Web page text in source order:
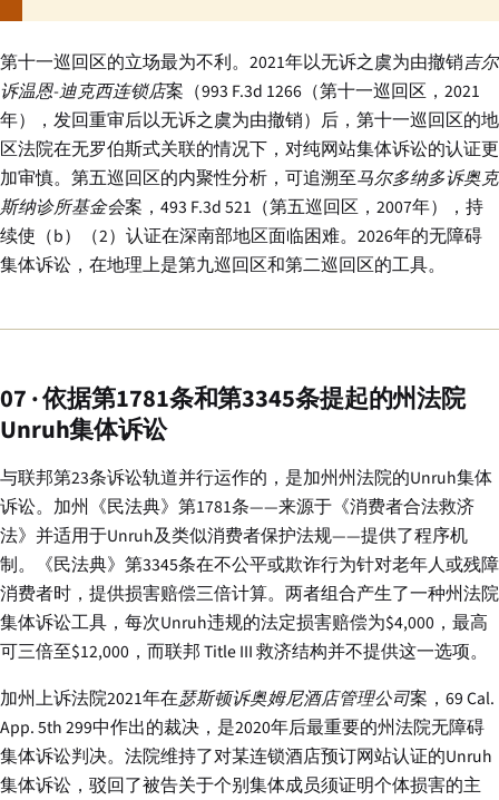
第十一巡回区的立场最为不利。2021年以无诉之虞为由撤销吉尔
诉温恩-迪克西连锁店案（993 F.3d 1266（第十一巡回区，2021
年），发回重审后以无诉之虞为由撤销）后，第十一巡回区的地
区法院在无罗伯斯式关联的情况下，对纯网站集体诉讼的认证更
加审慎。第五巡回区的内聚性分析，可追溯至马尔多纳多诉奥克
斯纳诊所基金会案，493 F.3d 521（第五巡回区，2007年），持
续使（b）（2）认证在深南部地区面临困难。2026年的无障碍
集体诉讼，在地理上是第九巡回区和第二巡回区的工具。
07 · 依据第1781条和第3345条提起的州法院
Unruh集体诉讼
与联邦第23条诉讼轨道并行运作的，是加州州法院的Unruh集体
诉讼。加州《民法典》第1781条——来源于《消费者合法救济
法》并适用于Unruh及类似消费者保护法规——提供了程序机
制。《民法典》第3345条在不公平或欺诈行为针对老年人或残障
消费者时，提供损害赔偿三倍计算。两者组合产生了一种州法院
集体诉讼工具，每次Unruh违规的法定损害赔偿为$4,000，最高
可三倍至$12,000，而联邦 Title III 救济结构并不提供这一选项。
加州上诉法院2021年在瑟斯顿诉奥姆尼酒店管理公司案，69 Cal.
App. 5th 299中作出的裁决，是2020年后最重要的州法院无障碍
集体诉讼判决。法院维持了对某连锁酒店预订网站认证的Unruh
集体诉讼，驳回了被告关于个别集体成员须证明个体损害的主